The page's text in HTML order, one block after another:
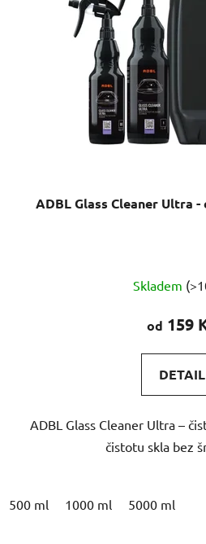
ADBL Glass Cleaner Ultra
Skladem
od 159
DETAIL
ADBL Glass Cleaner Ultra –
čistotu skla bez
500 ml 1000 ml 5000 ml